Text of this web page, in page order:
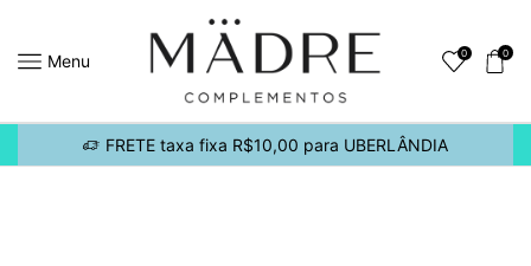
Menu 0 0
FRETE taxa fixa R$10,00 para UBERLÂNDIA